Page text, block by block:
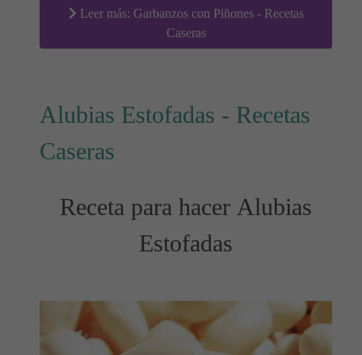
Leer más: Garbanzos con Piñones - Recetas
Caseras
Alubias Estofadas - Recetas
Caseras
Receta para hacer Alubias
Estofadas